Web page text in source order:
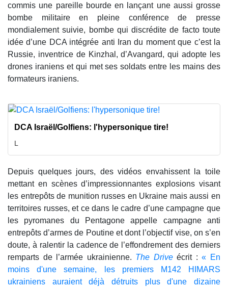
commis une pareille bourde en lançant une aussi grosse
bombe militaire en pleine conférence de presse
mondialement suivie, bombe qui discrédite de facto toute
idée d’une DCA intégrée anti Iran du moment que c’est la
Russie, inventrice de Kinzhal, d’Avangard, qui adopte les
drones iraniens et qui met ses soldats entre les mains des
formateurs iraniens.
DCA Israël/Golfiens: l'hypersonique tire!
L
Depuis quelques jours, des vidéos envahissent la toile
mettant en scènes d’impressionnantes explosions visant
les entrepôts de munition russes en Ukraine mais aussi en
territoires russes, et ce dans le cadre d’une campagne que
les pyromanes du Pentagone appelle campagne anti
entrepôts d’armes de Poutine et dont l’objectif vise, on s’en
doute, à ralentir la cadence de l’effondrement des derniers
remparts de l’armée ukrainienne. The Driveécrit :« En
moins d'une semaine, les premiers M142 HIMARS
ukrainiens auraient déjà détruits plus d'une dizaine